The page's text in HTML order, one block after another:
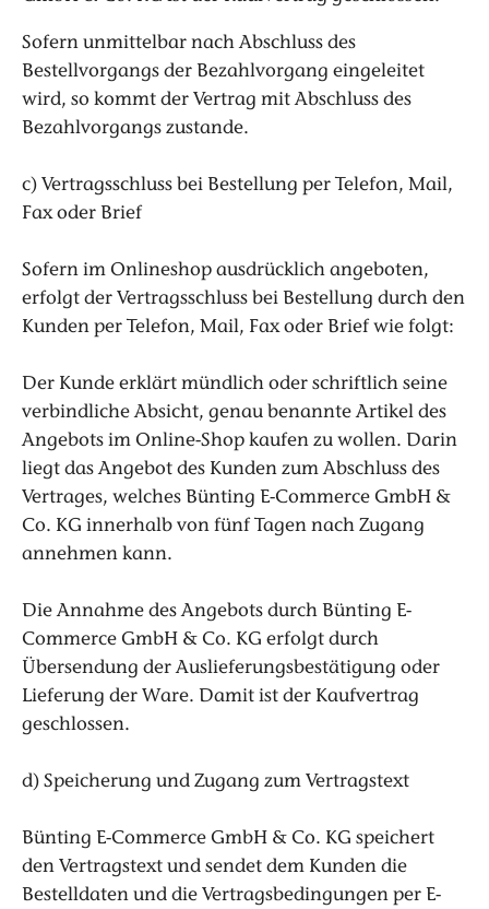
Sofern unmittelbar nach Abschluss des
Bestellvorgangs der Bezahlvorgang eingeleitet
wird, so kommt der Vertrag mit Abschluss des
Bezahlvorgangs zustande.
c) Vertragsschluss bei Bestellung per Telefon, Mail,
Fax oder Brief
Sofern im Onlineshop ausdrücklich angeboten,
erfolgt der Vertragsschluss bei Bestellung durch den
Kunden per Telefon, Mail, Fax oder Brief wie folgt:
Der Kunde erklärt mündlich oder schriftlich seine
verbindliche Absicht, genau benannte Artikel des
Angebots im Online-Shop kaufen zu wollen. Darin
liegt das Angebot des Kunden zum Abschluss des
Vertrages, welches Bünting E-Commerce GmbH &
Co. KG innerhalb von fünf Tagen nach Zugang
annehmen kann.
Die Annahme des Angebots durch Bünting E-
Commerce GmbH & Co. KG erfolgt durch
Übersendung der Auslieferungsbestätigung oder
Lieferung der Ware. Damit ist der Kaufvertrag
geschlossen.
d) Speicherung und Zugang zum Vertragstext
Bünting E-Commerce GmbH & Co. KG speichert
den Vertragstext und sendet dem Kunden die
Bestelldaten und die Vertragsbedingungen per E-